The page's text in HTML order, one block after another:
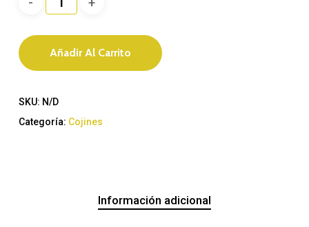
Añadir Al Carrito
SKU: N/D
Categoría: Cojines
Información adicional